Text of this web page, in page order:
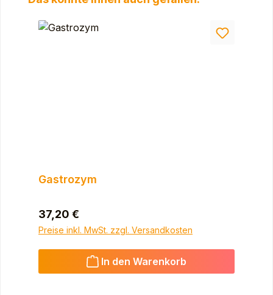
Gastrozym
Regulärer Preis:
37,20 €
Preise inkl. MwSt. zzgl. Versandkosten
In den Warenkorb